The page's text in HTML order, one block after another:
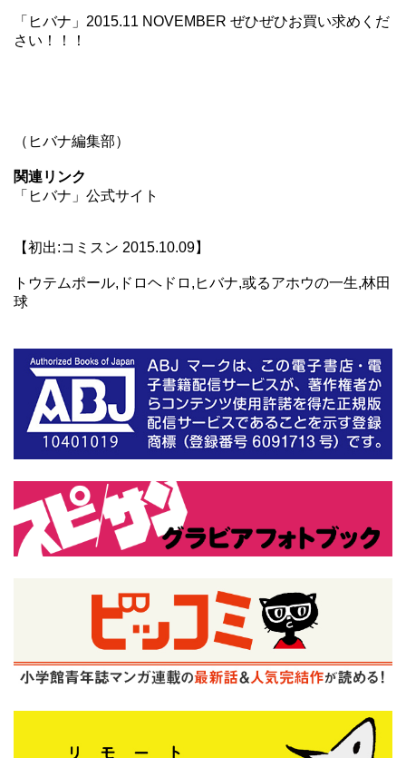
「ヒバナ」2015.11 NOVEMBER ぜひぜひお買い求めくだ
さい！！！
（ヒバナ編集部）
関連リンク
「ヒバナ」公式サイト
【初出:コミスン 2015.10.09】
トウテムポール,ドロヘドロ,ヒバナ,或るアホウの一生,林田
球